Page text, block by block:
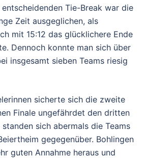
Tie-Break war die
Zeit ausgeglichen, als
mit 15:12 das glücklichere Ende
Dennoch konnte man sich über
insgesamt sieben Teams riesig
sicherte sich die zweite
Finale ungefährdet den dritten
standen sich abermals die Teams
gegegenüber. Bohlingen
guten Annahme heraus und